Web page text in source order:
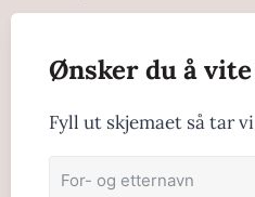
Ønsker du å
Fyll ut skjemaet så tar